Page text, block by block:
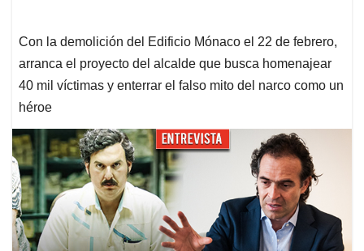
Con la demolición del Edificio Mónaco el 22 de febrero,
arranca el proyecto del alcalde que busca homenajear
40 mil víctimas y enterrar el falso mito del narco como un
héroe